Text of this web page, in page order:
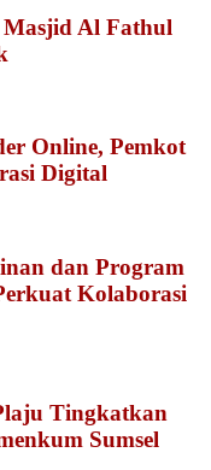
Al Fathul
Online, Pemkot
Digital
dan Program
Kolaborasi
Tingkatkan
Sumsel